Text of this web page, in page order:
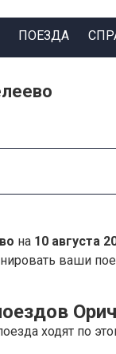
ПОЕЗДА
на 10 августа
ваши
ходят по